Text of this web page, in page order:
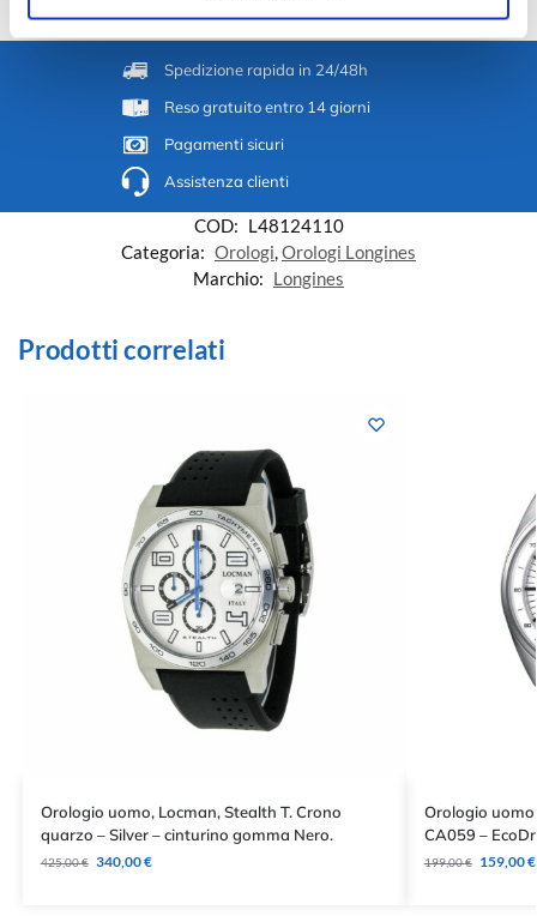
Spedizione rapida in 24/48h
Reso gratuito entro 14 giorni
Pagamenti sicuri
Assistenza clienti
COD: L48124110
Categoria: Orologi Orologi Longines
Marchio: Longines
Prodotti correlati
Orologio uomo, Locman, Stealth T. Crono
quarzo – Silver – cinturino gomma Nero.
425,00€ 340,00€
Orologio uomo
CA059 –
199,00€ 159,00€